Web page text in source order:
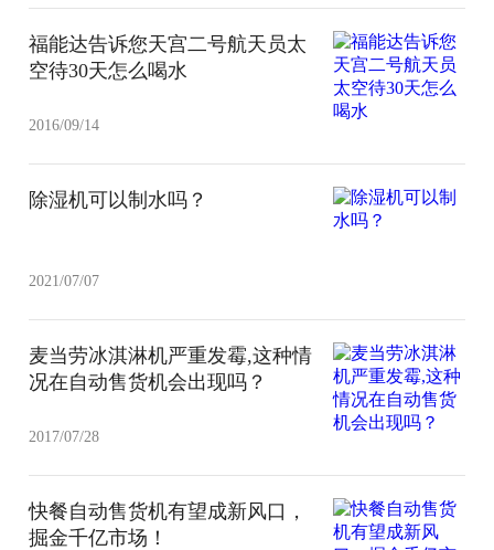
福能达告诉您天宫二号航天员太
空待30天怎么喝水
2016/09/14
除湿机可以制水吗？
2021/07/07
麦当劳冰淇淋机严重发霉,这种情
况在自动售货机会出现吗？
2017/07/28
快餐自动售货机有望成新风口，
掘金千亿市场！